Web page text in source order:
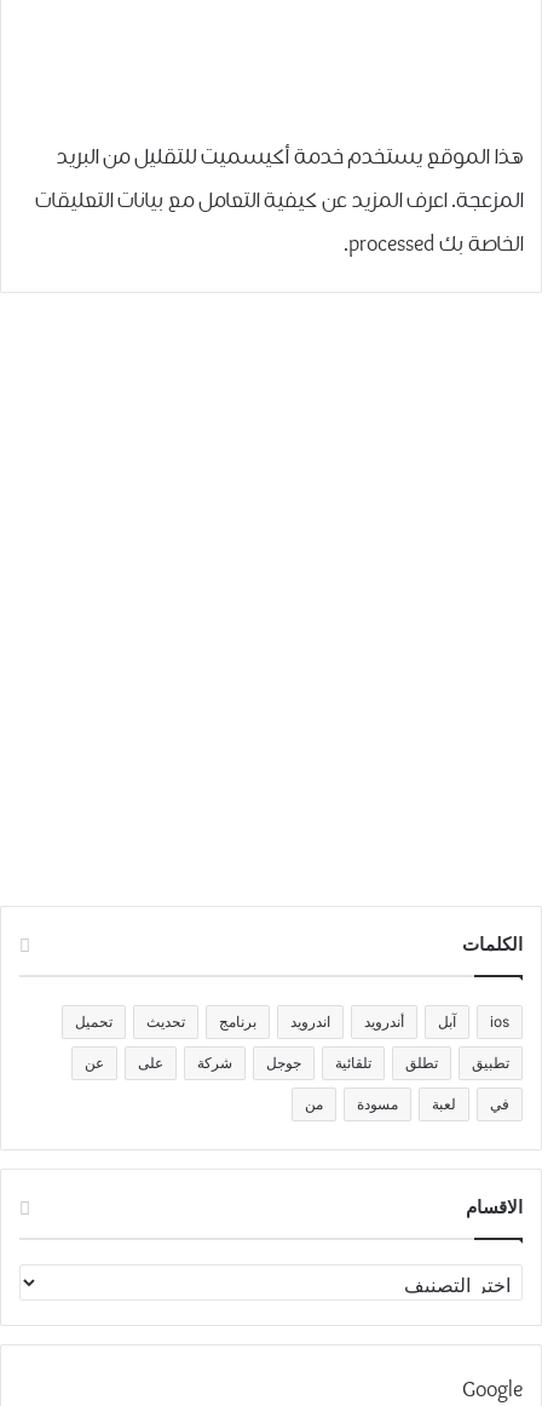
هذا الموقع يستخدم خدمة أكيسميت للتقليل من البريد
المزعجة.اعرف المزيد عن كيفية التعامل مع بيانات التعليقات
الخاصة بك processed
.
الكلمات
ios آبل أندرويد اندرويد برنامج تحديث تحميل
تطبيق تطلق تلقائية جوجل شركة على عن
في لعبة مسودة من
الاقسام
الاقسام
Google